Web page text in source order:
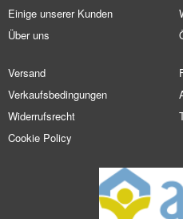
Einige unserer Kunden
Über uns
Versand
Verkaufsbedingungen
Widerrufsrecht
Cookie Policy